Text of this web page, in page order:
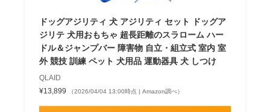
ドッグアジリティ 犬 アジリティ セット ドッグア
ジリテ 犬用おもちゃ 超長距離のスラローム ハー
ドル＆ジャンプバー 障害物 自立・組立式 室内 室
外 競技 訓練 ペット 犬用品 運動器具 犬 しつけ
QLAID
¥13,899
（2026/04/04 13:00時点 | Amazon調べ）